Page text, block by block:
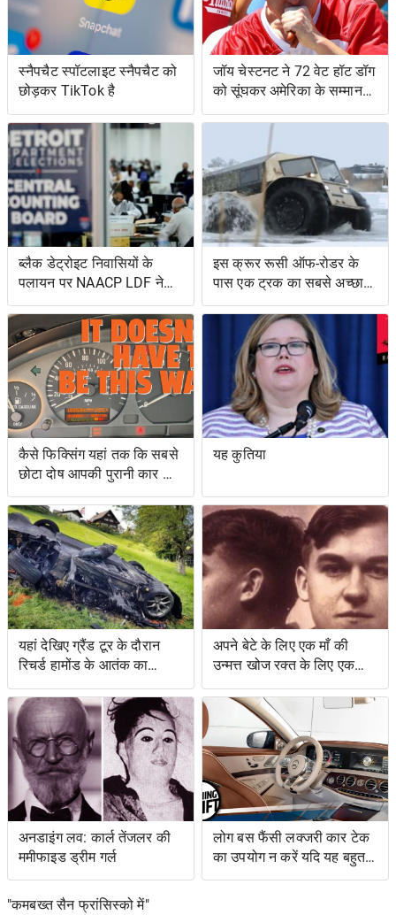
स्नैपचैट स्पॉटलाइट स्नैपचैट को
छोड़कर TikTok है
जॉय चेस्टनट ने 72 वेट हॉट डॉग
को सूंघकर अमेरिका के सम्मान
की रक्षा की
ब्लैक डेट्रोइट निवासियों के
पलायन पर NAACP LDF ने
मुकदमा किया, मिशिगन के वोट
सर्टिफिकेशन को रोकने के
प्रयासों के लिए वोटिंग अधिकार
अधिनियम का उल्लंघन
इस क्रूर रूसी ऑफ-रोडर के
पास एक ट्रक का सबसे अच्छा
और एक उभयचर टैंक का सबसे
अच्छा है
कैसे फिक्सिंग यहां तक ​​कि सबसे
छोटा दोष आपकी पुरानी कार को
नया जैसा महसूस करा सकता है
यह कुतिया
यहां देखिए ग्रैंड टूर के दौरान
रिचर्ड हामोंड के आतंक का
वीडियो
अपने बेटे के लिए एक माँ की
उन्मत्त खोज रक्त के लिए एक
स्वाद के साथ एक बचत किसान
के लिए नेतृत्व की
अनडाइंग लव: कार्ल तेंजलर की
ममीफाइड ड्रीम गर्ल
लोग बस फैंसी लक्जरी कार टेक
का उपयोग न करें यदि यह बहुत
जटिल है
"कमबख्त सैन फ्रांसिस्को में"